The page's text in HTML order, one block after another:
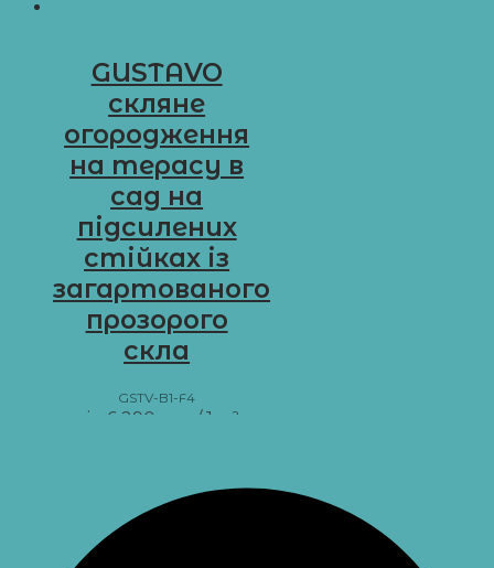
GUSTAVO
скляне
огородження
на терасу в
сад на
підсилених
стійках із
загартованого
прозорого
скла
GSTV-B1-F4
від 6 290
/ 1 м²